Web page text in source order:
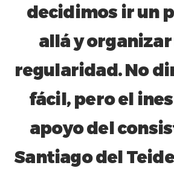
decidimos ir un
allá y organizar
regularidad. No
fácil, pero el
apoyo del
Santiago del